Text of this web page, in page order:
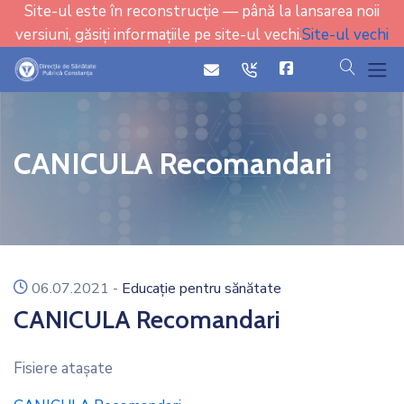
Site-ul este în reconstrucție — până la lansarea noii
versiuni, găsiți informațiile pe site-ul vechi.Site-ul vechi
iconicon cauta
CANICULA Recomandari
icon
06.07.2021 - Educație pentru sănătate
CANICULA Recomandari
Fisiere ataşate